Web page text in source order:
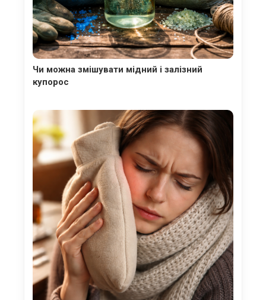
Чи можна змішувати мідний і залізний
купорос